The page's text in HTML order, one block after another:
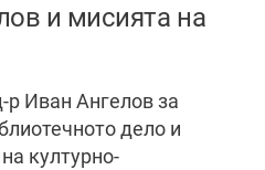
и мисията на
р Иван Ангелов за
дело и
културно-